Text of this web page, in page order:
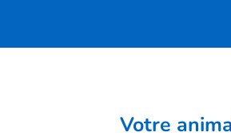
Votre